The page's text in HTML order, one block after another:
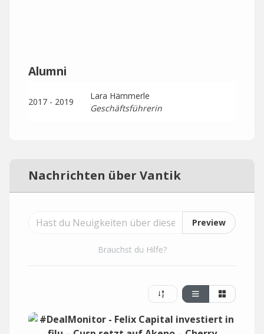
Alumni
2017 - 2019
Lara Hämmerle
Geschäftsführerin
Nachrichten über Vantik
Preview
Brauchst du Hilfe?